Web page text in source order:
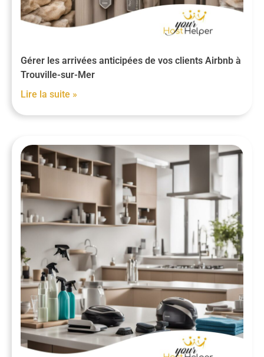
Gérer les arrivées anticipées de vos clients Airbnb à
Trouville-sur-Mer
Lire la suite »